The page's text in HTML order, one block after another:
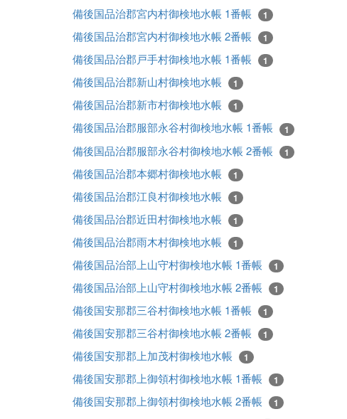
備後国品治郡宮内村御検地水帳 1番帳 1
備後国品治郡宮内村御検地水帳 2番帳 1
備後国品治郡戸手村御検地水帳 1番帳 1
備後国品治郡新山村御検地水帳 1
備後国品治郡新市村御検地水帳 1
備後国品治郡服部永谷村御検地水帳 1番帳 1
備後国品治郡服部永谷村御検地水帳 2番帳 1
備後国品治郡本郷村御検地水帳 1
備後国品治郡江良村御検地水帳 1
備後国品治郡近田村御検地水帳 1
備後国品治郡雨木村御検地水帳 1
備後国品治部上山守村御検地水帳 1番帳 1
備後国品治部上山守村御検地水帳 2番帳 1
備後国安那郡三谷村御検地水帳 1番帳 1
備後国安那郡三谷村御検地水帳 2番帳 1
備後国安那郡上加茂村御検地水帳 1
備後国安那郡上御領村御検地水帳 1番帳 1
備後国安那郡上御領村御検地水帳 2番帳 1